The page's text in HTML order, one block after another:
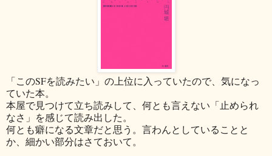
「このSFを読みたい」の上位に入っていたので、気になっ
ていた本。
本屋で見つけて立ち読みして、何とも言えない「止められ
なさ」を感じて読み出した。
何とも癖になる文章だと思う。言わんとしていることと
か、細かい部分はさておいて。